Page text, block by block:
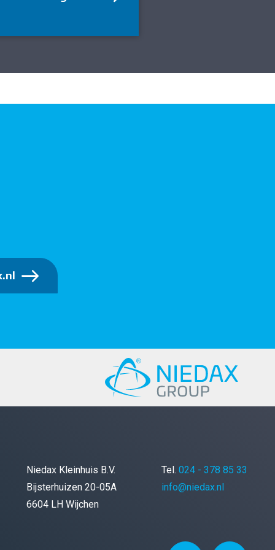
Niedax Kleinhuis B.V.
Bijsterhuizen 20-05A
6604 LH Wijchen
Tel. 024 - 378 85 33
info@niedax.nl